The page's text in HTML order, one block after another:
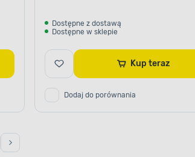
jakość Typ włącznika
Dostępne z dostawą
Dostępne w sklepie
Kup teraz
Dodaj do porównania